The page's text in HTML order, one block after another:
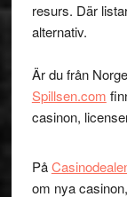
resurs. Där
alternativ.
Är du från
Spillsen.com
casinon,
På
om nya